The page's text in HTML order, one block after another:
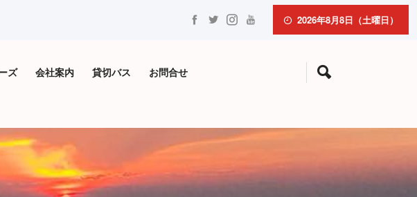
2026年8月8日（土曜日）
ズ 会社案内 貸切バス お問合せ